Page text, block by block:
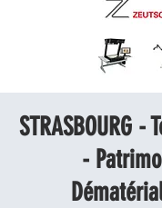
STRASBOURG -
-